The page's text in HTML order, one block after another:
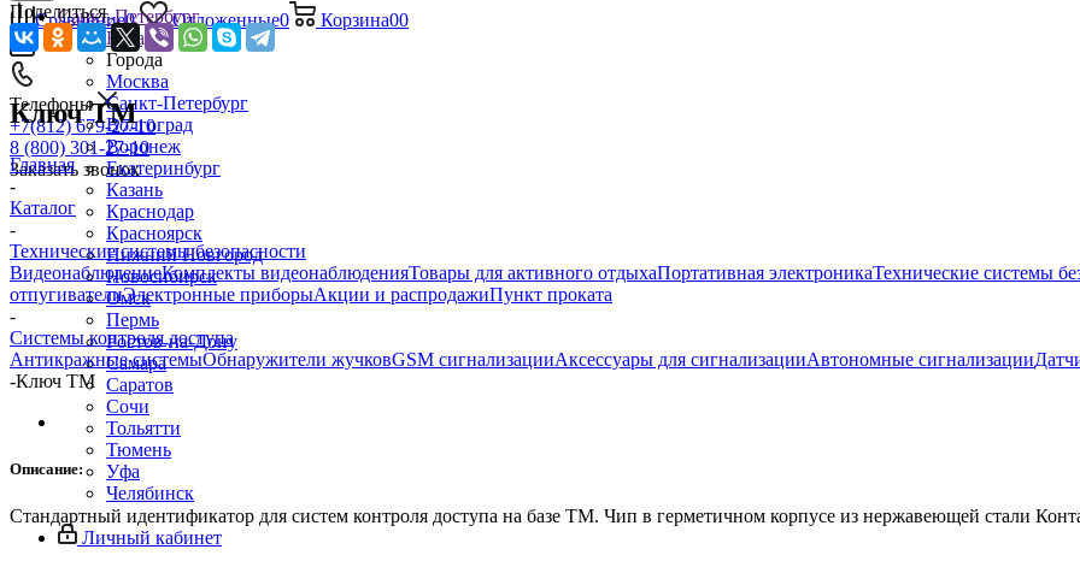
Сравнение0 Отложенные0 Корзина00
Телефоны
+7(812) 679-27-10
8 (800) 301-27-10
Заказать звонок
Санкт-Петербург
Назад
Города
Москва
Санкт-Петербург
Волгоград
Воронеж
Екатеринбург
Казань
Краснодар
Красноярск
Нижний Новгород
Новосибирск
Омск
Пермь
Ростов-на-Дону
Самара
Саратов
Сочи
Тольятти
Тюмень
Уфа
Челябинск
Личный кабинет
Поделиться
Ключ ТМ
Главная
-
Каталог
-
Технические системы безопасности
ВидеонаблюдениеКомплекты видеонаблюденияТовары для активного отдыхаПортативная электроникаТехнические системы
отпугивателиЭлектронные приборыАкции и распродажиПункт проката
-
Системы контроля доступа
Антикражные системыОбнаружители жучковGSM сигнализацииАксессуары для сигнализацииАвтономные сигнализации
-Ключ ТМ
Описание:
Стандартный идентификатор для систем контроля доступа на базе ТМ. Чип в герметичном корпусе из нержавеющей стали